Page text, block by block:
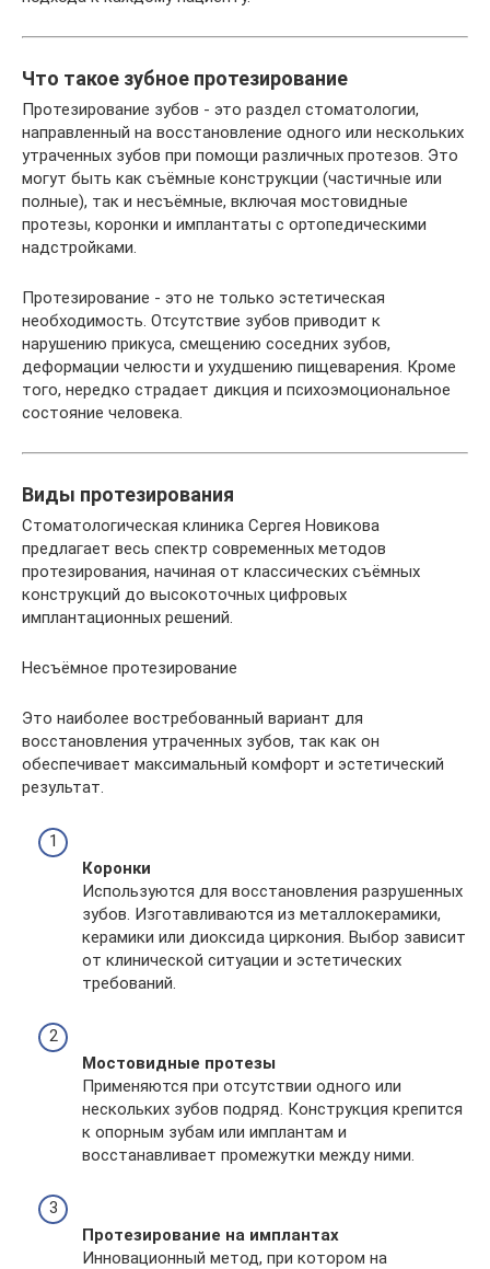
Что такое зубное протезирование
Протезирование зубов - это раздел стоматологии,
направленный на восстановление одного или нескольких
утраченных зубов при помощи различных протезов. Это
могут быть как съёмные конструкции (частичные или
полные), так и несъёмные, включая мостовидные
протезы, коронки и имплантаты с ортопедическими
надстройками.
Протезирование - это не только эстетическая
необходимость. Отсутствие зубов приводит к
нарушению прикуса, смещению соседних зубов,
деформации челюсти и ухудшению пищеварения. Кроме
того, нередко страдает дикция и психоэмоциональное
состояние человека.
Виды протезирования
Стоматологическая клиника Сергея Новикова
предлагает весь спектр современных методов
протезирования, начиная от классических съёмных
конструкций до высокоточных цифровых
имплантационных решений.
Несъёмное протезирование
Это наиболее востребованный вариант для
восстановления утраченных зубов, так как он
обеспечивает максимальный комфорт и эстетический
результат.
Коронки
Используются для восстановления разрушенных
зубов. Изготавливаются из металлокерамики,
керамики или диоксида циркония. Выбор зависит
от клинической ситуации и эстетических
требований.
Мостовидные протезы
Применяются при отсутствии одного или
нескольких зубов подряд. Конструкция крепится
к опорным зубам или имплантам и
восстанавливает промежутки между ними.
Протезирование на имплантах
Инновационный метод, при котором на